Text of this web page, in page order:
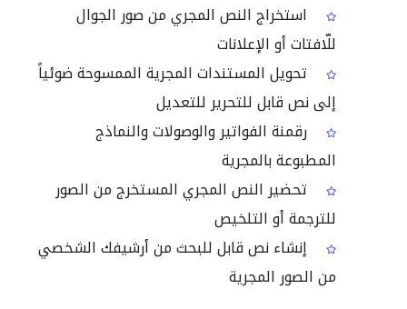
استخراج النص المجري من صور الجوال
للّافتات أو الإعلانات
تحويل المستندات المجرية الممسوحة ضوئياً
إلى نص قابل للتحرير للتعديل
رقمنة الفواتير والوصولات والنماذج
المطبوعة بالمجرية
تحضير النص المجري المستخرج من الصور
للترجمة أو التلخيص
إنشاء نص قابل للبحث من أرشيفك الشخصي
من الصور المجرية